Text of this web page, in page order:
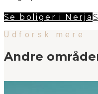
Se boliger i Nerja
Udforsk mere
Andre